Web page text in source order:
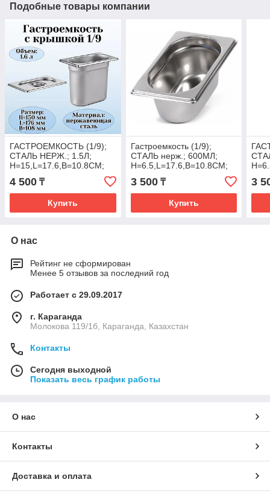
Подобные товары компании
ГАСТРОЕМКОСТЬ (1/9);
СТАЛЬ НЕРЖ.; 1.5Л;
H=15,L=17.6,B=10.8СМ;
МЕТАЛЛИЧ.(Караганда)
4 500 ₸
Купить
Гастроемкость (1/9);
СТАЛЬ нерж.; 600МЛ;
H=6.5,L=17.6,B=10.8СМ;
МЕТАЛЛИЧ.(Караганда)
3 500₸
Купить
3
О нас
Рейтинг не сформирован
Менее 5 отзывов за последний год
Работает с 29.09.2017
г. Караганда
Молокова 119/1б, Караганда, Казахстан
Контакты
Сегодня выходной
Показать весь график работы
О нас
Контакты
Доставка и оплата